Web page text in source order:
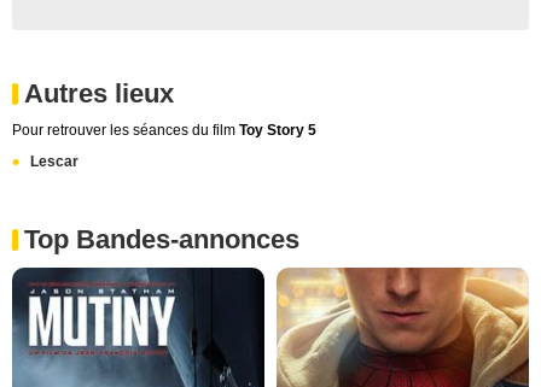
Autres lieux
Pour retrouver les séances du film Toy Story 5
Lescar
Top Bandes-annonces